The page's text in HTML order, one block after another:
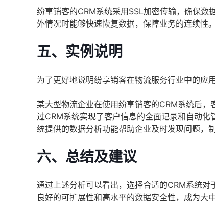
纷享销客的CRM系统采用SSL加密传输，确保
外情况时能够快速恢复数据，保障业务的连续性。
五、实例说明
为了更好地说明纷享销客在物流服务行业中的应
某大型物流企业在使用纷享销客的CRM系统后
过CRM系统实现了客户信息的全面记录和自动
统提供的数据分析功能帮助企业及时发现问题，
六、总结及建议
通过上述分析可以看出，选择合适的CRM系统对
良好的可扩展性和高水平的数据安全性，成为大